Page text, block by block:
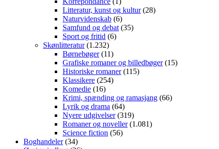
Litteratur, kunst og kultur(28)
Naturvidenskab (6)
Samfund og debat (35)
Sport og fritid (6)
Skønlitteratur(1.232)
Børnebøger(11)
Grafiske romaner og billedbøger(15)
Historiske romaner(115)
Klassikere (254)
Komedie (16)
Krimi, spænding og ramasjang (66)
Lyrik og drama (64)
Nyere udgivelser(319)
Romaner og noveller(1.081)
Science fiction (56)
Boghandeler(34)